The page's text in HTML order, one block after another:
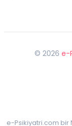
© 2026 e-
e-Psikiyatri.com bir